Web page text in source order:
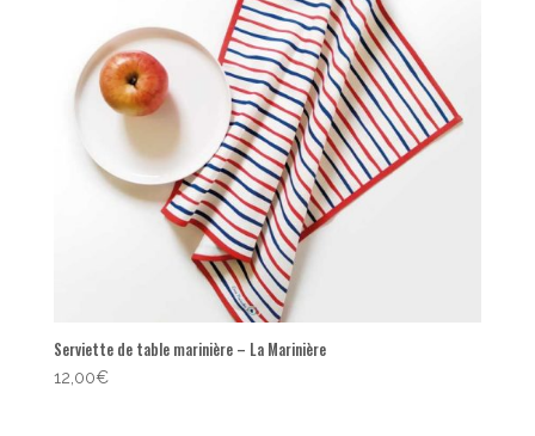
Serviette de table marinière – La Marinière
12,00€